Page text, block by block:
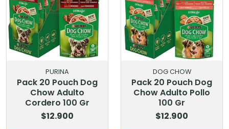
PURINA
Pack 20 Pouch Dog
Chow Adulto
Cordero 100 Gr
$12.900
DOG CHOW
Pack 20 Pouch Dog
Chow Adulto Pollo
100 Gr
$12.900